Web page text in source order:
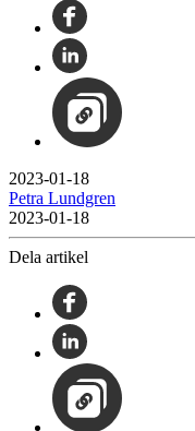
2023-01-18
Petra Lundgren
2023-01-18
Dela artikel